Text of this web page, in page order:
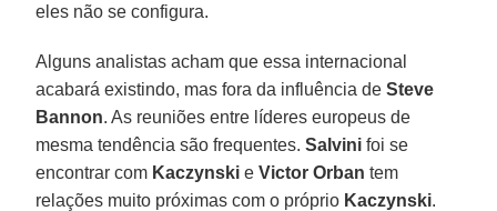
eles não se configura.
Alguns analistas acham que essa internacional
acabará existindo, mas fora da influência deSteve
Bannon. As reuniões entre líderes europeus de
mesma tendência são frequentes.Salvini foi se
encontrar com Kaczynski eVictor Orban tem
relações muito próximas com o próprio Kaczynski.